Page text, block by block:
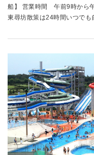
船】 営業時間 午前9時から
東尋坊散策は24時間いつでも